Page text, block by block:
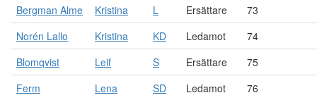
Bergman Alme
Kristina L Ersättare
73
Norén Lallo
Kristina KD Ledamot
74
Blomqvist
Leif S Ersättare
75
Ferm
Lena SD Ledamot
76